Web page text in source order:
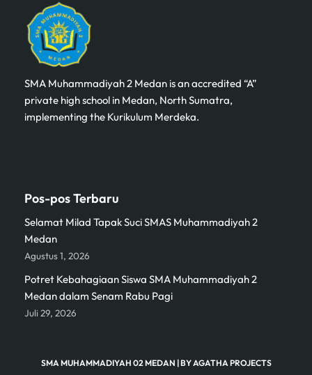
SMA Muhammadiyah 2 Medan is an accredited “A”
private high school in Medan, North Sumatra,
implementing the Kurikulum Merdeka.
Pos-pos Terbaru
Selamat Milad Tapak Suci SMAS Muhammadiyah 2
Medan
Agustus 1, 2026
Potret Kebahagiaan Siswa SMA Muhammadiyah 2
Medan dalam Senam Rabu Pagi
Juli 29, 2026
SMA MUHAMMADIYAH 02 MEDAN | BYAGATHA PROJECTS